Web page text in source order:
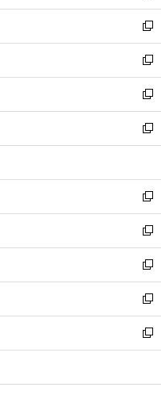
開
く
ウ
で
開
く
ン
ド
ウ
で
開
く
ウ
ィ
ン
ド
ウ
で
開
く
し
い
ウ
ィ
ン
ド
ウ
で
開
新
し
い
ウ
ィ
ン
ド
ウ
開
く
新
し
い
ウ
ィ
ン
ウ
で
開
く
新
し
い
ウ
ン
ド
ウ
で
開
く
新
し
ウ
ィ
ン
ド
ウ
で
開
く
新
し
い
ウ
ィ
ン
ド
ウ
で
開
新
し
い
ウ
ィ
ン
ド
ウ
開
新
し
い
ウ
ィ
ン
ウ
新
し
い
ウ
ン
新
し
ウ